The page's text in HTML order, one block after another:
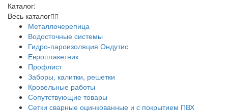
Каталог:
Весь каталог
Металлочерепица
Водосточные системы
Гидро-пароизоляция Ондутис
Евроштакетник
Профлист
Заборы, калитки, решетки
Кровельные работы
Сопутствующие товары
Сетки сварные оцинкованные и с покрытием ПВХ